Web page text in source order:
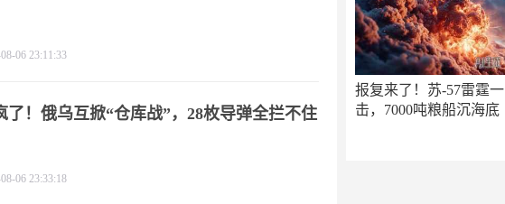
报复来了！苏-57雷霆一
击，7000吨粮船沉海底
06 23:11:33
了！俄乌互掀“仓库战”，28枚导弹全拦不住
06 23:33:18